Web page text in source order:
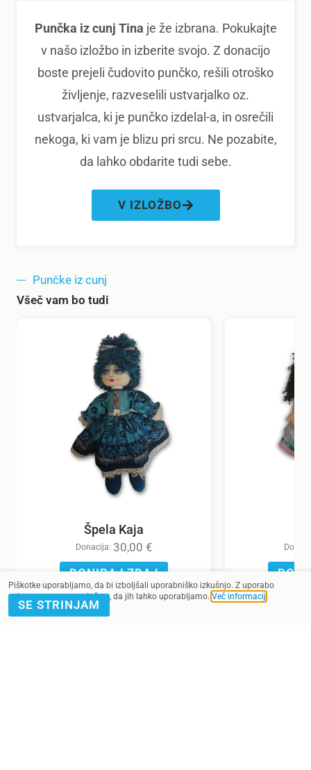
Punčka iz cunj Tina je že izbrana. Pokukajte
v našo izložbo in izberite svojo. Z donacijo
boste prejeli čudovito punčko, rešili otroško
življenje, razveselili ustvarjalko oz.
ustvarjalca, ki je punčko izdelal-a, in osrečili
nekoga, ki vam je blizu pri srcu. Ne pozabite,
da lahko obdarite tudi sebe.
V IZLOŽBO
Punčke iz cunj
Všeč vam bo tudi
Špela Kaja
Donacija: 30,00 €
DONIRAJ ZDAJ
Piškotke uporabljamo, da bi izboljšali uporabniško izkušnjo. Z uporabo
spletnega mesta soglašate, da jih lahko uporabljamo. Več informacij
SE STRINJAM